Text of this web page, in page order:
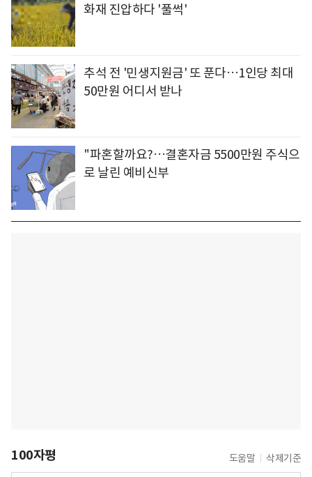
화재 진압하다 '풀썩'
추석 전 '민생지원금' 또 푼다…1인당 최대
50만원 어디서 받나
"파혼할까요?…결혼자금 5500만원 주식으
로 날린 예비신부
100자평 도움말 삭제기준